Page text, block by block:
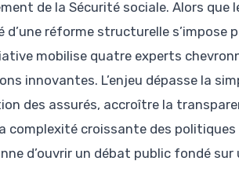
de la Sécurité sociale. Alors que
d’une réforme structurelle s’impose
mobilise quatre experts
innovantes. L’enjeu dépasse la
des assurés, accroître la
complexité croissante des
d’ouvrir un débat public fondé sur